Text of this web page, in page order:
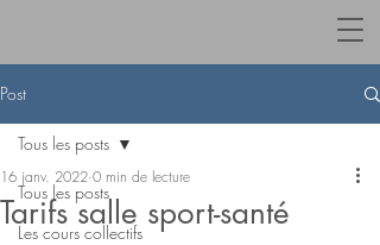
Post
Tous les posts
Les cours collectifs
Tous les posts
Tarifs salle sport-santé
16 janv. 2022 0 min de lecture